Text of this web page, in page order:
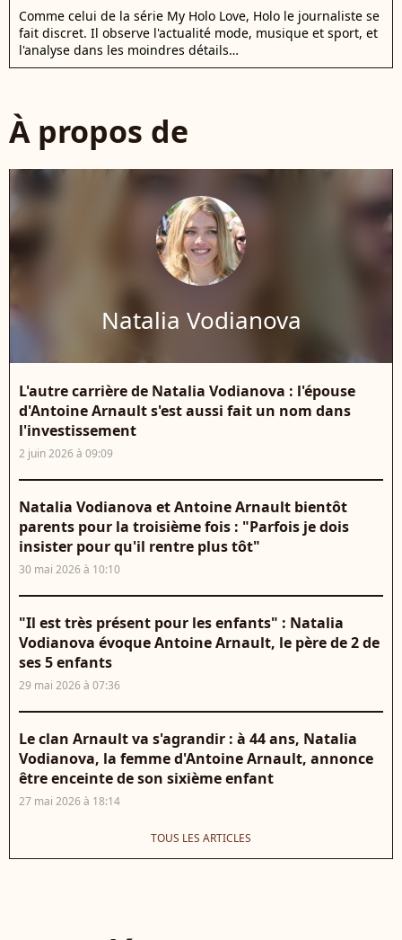
Comme celui de la série My Holo Love, Holo le journaliste se
fait discret. Il observe l'actualité mode, musique et sport, et
l'analyse dans les moindres détails…
À propos de
Natalia Vodianova
L'autre carrière de Natalia Vodianova : l'épouse
d'Antoine Arnault s'est aussi fait un nom dans
l'investissement
2 juin 2026 à 09:09
Natalia Vodianova et Antoine Arnault bientôt
parents pour la troisième fois : "Parfois je dois
insister pour qu'il rentre plus tôt"
30 mai 2026 à 10:10
"Il est très présent pour les enfants" : Natalia
Vodianova évoque Antoine Arnault, le père de 2 de
ses 5 enfants
29 mai 2026 à 07:36
Le clan Arnault va s'agrandir : à 44 ans, Natalia
Vodianova, la femme d'Antoine Arnault, annonce
être enceinte de son sixième enfant
27 mai 2026 à 18:14
TOUS LES ARTICLES